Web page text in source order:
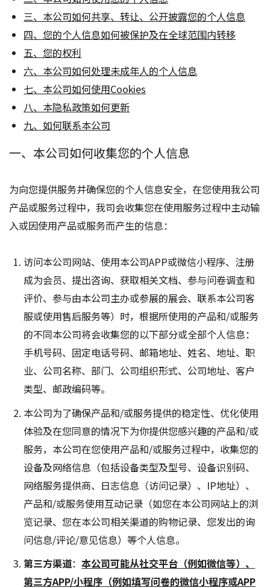
三、本公司如何共享、转让、公开披露您的个人信息
四、您的个人信息如何被保护及在全球范围内转移
五、您的权利
六、本公司如何处理未成年人的个人信息
七、本公司如何使用Cookies
八、本隐私政策如何更新
九、如何联系本公司
一、本公司如何收集您的个人信息
为向您提供服务并确保您的个人信息安全，在您使用我公司
产品或服务过程中，我司会收集您在使用服务过程中主动输
入或因使用产品或服务而产生的信息：
访问本公司网站、使用本公司APP或微信小程序、注册
成为会员、提出咨询、获取相关文档、参与问卷调查和
评价、参与由本公司主办或参展的展会、联系本公司客
服或使用售后服务等）时，根据所使用的产品和/或服务
的不同本公司将会收集您的以下部分或全部个人信息：
手机号码、固定电话号码、邮箱地址、姓名、地址、职
业、公司名称、部门、公司组织形式、公司地址、客户
类型、邮政编码等。
本公司为了确保产品和/或服务提供的稳定性、优化使用
体验及在您同意的情况下为你提供您感兴趣的产品和/或
服务，本公司在您使用产品和/或服务过程中，收集您的
设备及网络信息（包括设备类型及型号、设备识别码、
网络服务提供商、日志信息（访问记录）、IP地址）、
产品和/或服务使用互动记录（如您在本公司网站上的浏
览记录、您在本公司相关渠道的购物记录、您发出的询
问信息/评论/意见信息）等个人信息。
第三方渠道：本公司可能从社交平台（例如微信等）、
第三方APP/小程序（例如填写问卷的微信小程序或APP